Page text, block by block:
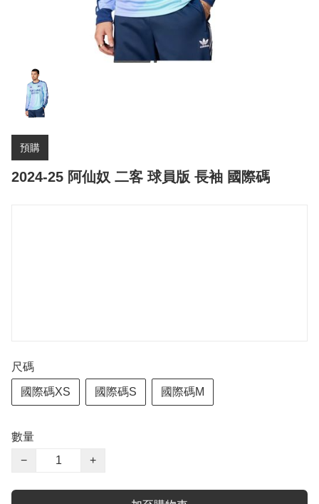
預購
2024-25 阿仙奴 二客 球員版 長袖 國際碼
尺碼
國際碼XS 國際碼S 國際碼M
數量
−
+